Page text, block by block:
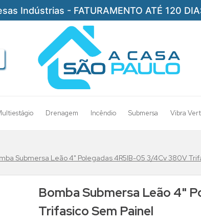
Indústrias - FATURAMENTO ATÉ 120
Drenagem Incêndio Submersa Vibra Vert
Submersa Leão 4" Polegadas 4R5IB-05 3/4Cv 380V
Bomba Submersa Leão 4"
Trifasico Sem Painel